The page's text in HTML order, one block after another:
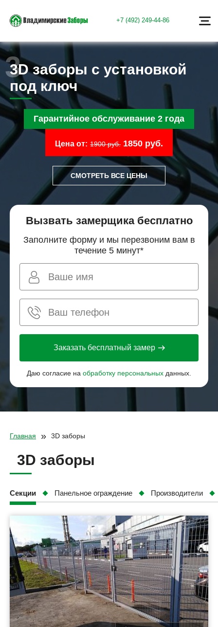
+7 (492) 249-44-86
3D заборы с установкой
под ключ
Гарантийное обслуживание 2 года
Цена от: 1900 руб. 1850 руб.
СМОТРЕТЬ ВСЕ ЦЕНЫ
Вызвать замерщика бесплатно
Заполните форму и мы перезвоним вам в
течение 5 минут*
Заказать бесплатный замер
Даю согласие на обработку персональных данных.
Главная » 3D заборы
3D заборы
Секции Панельное ограждение Производители